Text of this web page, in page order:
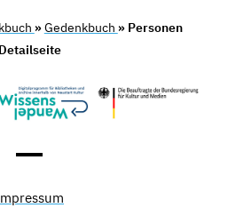
»Gedenkbuch » Personen
Detailseite